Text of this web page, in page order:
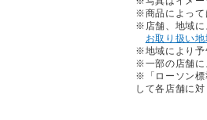
※商品によって
※店舗、地域に
お取り扱い
※地域により予
※一部の店舗に
※「ローソン標
して各店舗に